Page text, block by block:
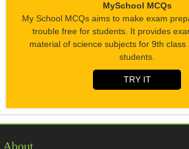
MySchool MCQs
My School MCQs aims to make exam
trouble free for students. It provides
material of science subjects for 9th class
students.
TRY IT
About